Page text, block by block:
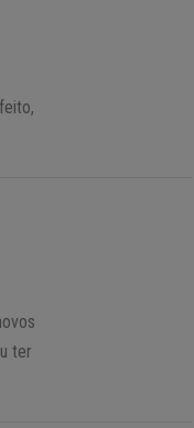
ter